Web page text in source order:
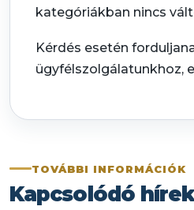
kategóriákban nincs
Kérdés esetén
ügyfélszolgálatunkhoz,
TOVÁBBI INFORMÁCIÓK
Kapcsolódó